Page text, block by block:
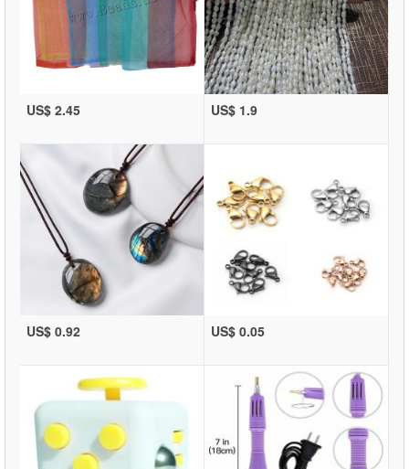
US$ 2.45 US$ 1.9
US$ 0.92 US$ 0.05